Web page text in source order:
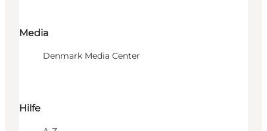
Media
Denmark Media Center
Hilfe